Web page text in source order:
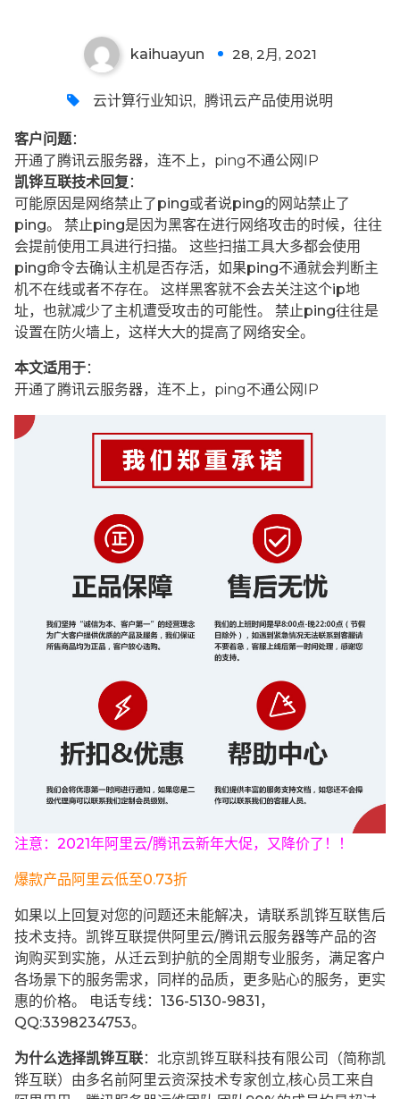
kaihuayun 28, 2月, 2021
云计算行业知识, 腾讯云产品使用说明
客户问题：
开通了腾讯云服务器，连不上，ping不通公网IP
凯铧互联技术回复 ：
可能原因是网络禁止了ping或者说ping的网站禁止了
ping。 禁止ping是因为黑客在进行网络攻击的时候，往往
会提前使用工具进行扫描。 这些扫描工具大多都会使用
ping命令去确认主机是否存活，如果ping不通就会判断主
机不在线或者不存在。 这样黑客就不会去关注这个ip地
址，也就减少了主机遭受攻击的可能性。 禁止ping往往是
设置在防火墙上，这样大大的提高了网络安全。
本文适用于：
开通了腾讯云服务器，连不上，ping不通公网IP
注意：2021年阿里云/腾讯云新年大促，又降价了！！
爆款产品阿里云低至0.73折
如果以上回复对您的问题还未能解决，请联系凯铧互联售后
技术支持。凯铧互联提供阿里云/腾讯云服务器等产品的咨
询购买到实施，从迁云到护航的全周期专业服务，满足客户
各场景下的服务需求，同样的品质，更多贴心的服务，更实
惠的价格。 电话专线：136-5130-9831，
QQ:3398234753。
为什么选择凯铧互联：北京凯铧互联科技有限公司（简称凯
铧互联）由多名前阿里云资深技术专家创立,核心员工来自